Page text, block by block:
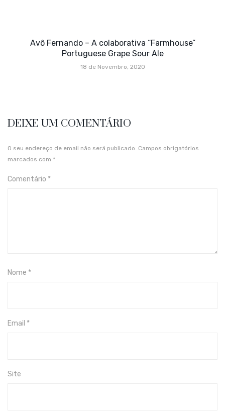
Avô Fernando – A colaborativa “Farmhouse”
Portuguese Grape Sour Ale
18 de Novembro, 2020
DEIXE UM COMENTÁRIO
O seu endereço de email não será publicado. Campos obrigatórios
marcados com *
Comentário *
Nome *
Email *
Site